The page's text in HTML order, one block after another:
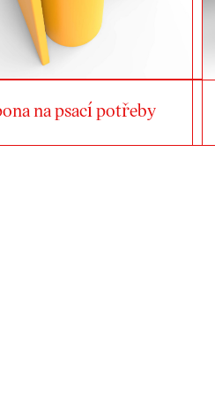
na psací potřeby